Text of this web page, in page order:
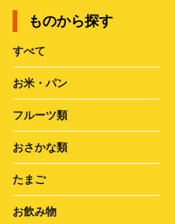
ものから探す
すべて
お米・パン
フルーツ類
おさかな類
たまご
お飲み物